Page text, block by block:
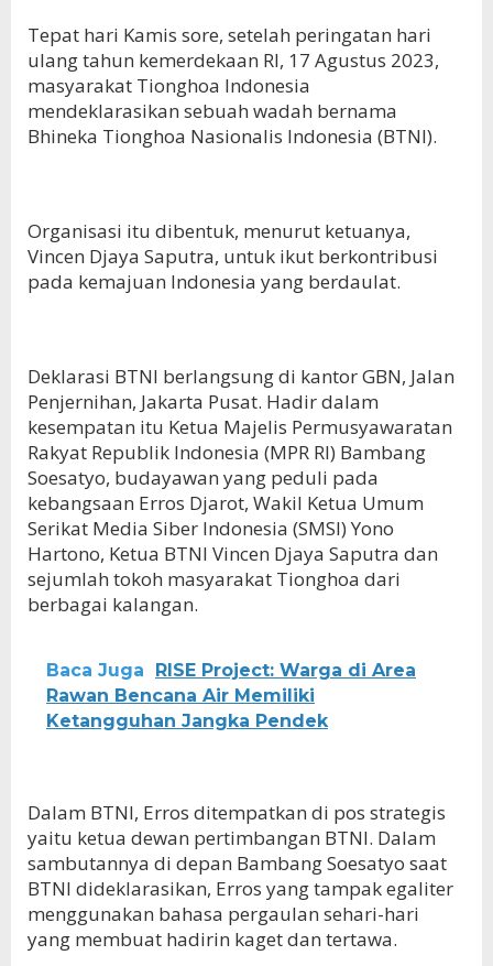
Tepat hari Kamis sore, setelah peringatan hari
ulang tahun kemerdekaan RI, 17 Agustus 2023,
masyarakat Tionghoa Indonesia
mendeklarasikan sebuah wadah bernama
Bhineka Tionghoa Nasionalis Indonesia (BTNI).
Organisasi itu dibentuk, menurut ketuanya,
Vincen Djaya Saputra, untuk ikut berkontribusi
pada kemajuan Indonesia yang berdaulat.
Deklarasi BTNI berlangsung di kantor GBN, Jalan
Penjernihan, Jakarta Pusat. Hadir dalam
kesempatan itu Ketua Majelis Permusyawaratan
Rakyat Republik Indonesia (MPR RI) Bambang
Soesatyo, budayawan yang peduli pada
kebangsaan Erros Djarot, Wakil Ketua Umum
Serikat Media Siber Indonesia (SMSI) Yono
Hartono, Ketua BTNI Vincen Djaya Saputra dan
sejumlah tokoh masyarakat Tionghoa dari
berbagai kalangan.
Baca Juga
RISE Project: Warga di Area
Rawan Bencana Air Memiliki
Ketangguhan Jangka Pendek
Dalam BTNI, Erros ditempatkan di pos strategis
yaitu ketua dewan pertimbangan BTNI. Dalam
sambutannya di depan Bambang Soesatyo saat
BTNI dideklarasikan, Erros yang tampak egaliter
menggunakan bahasa pergaulan sehari-hari
yang membuat hadirin kaget dan tertawa.